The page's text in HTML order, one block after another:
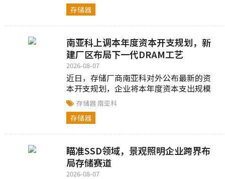
存储器
南亚科上调本年度资本开支规划，新
建厂区布局下一代DRAM工艺
2026-08-07
近日，存储厂商南亚科对外公布最新的资
本开支规划，企业将本年度资本支出规模
从此前计划的520亿新台币上调至697亿新
台币...
存储器 南亚科
存储器
瞄准SSD领域，景观照明企业跨界布
局存储赛道
2026-08-07